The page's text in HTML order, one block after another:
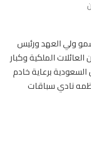
ولي العهد ورئيس
الملكية وكبار
برعاية خادم
نادي سباقات